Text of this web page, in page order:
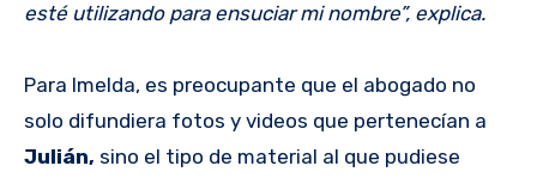
esté utilizando para ensuciar mi nombre”, explica.
Para Imelda, es preocupante que el abogado no
solo difundiera fotos y videos que pertenecían a
Julián, sino el tipo de material al que pudiese